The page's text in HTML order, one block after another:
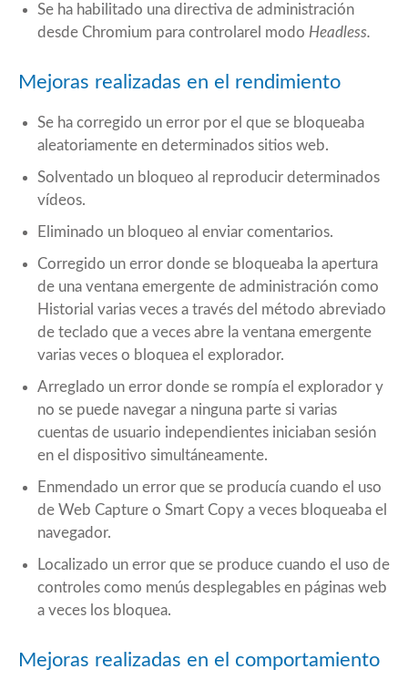
Se ha habilitado una directiva de administración
desde Chromium para controlarel modo Headless.
Mejoras realizadas en el rendimiento
Se ha corregido un error por el que se bloqueaba
aleatoriamente en determinados sitios web.
Solventado un bloqueo al reproducir determinados
vídeos.
Eliminado un bloqueo al enviar comentarios.
Corregido un error donde se bloqueaba la apertura
de una ventana emergente de administración como
Historial varias veces a través del método abreviado
de teclado que a veces abre la ventana emergente
varias veces o bloquea el explorador.
Arreglado un error donde se rompía el explorador y
no se puede navegar a ninguna parte si varias
cuentas de usuario independientes iniciaban sesión
en el dispositivo simultáneamente.
Enmendado un error que se producía cuando el uso
de Web Capture o Smart Copy a veces bloqueaba el
navegador.
Localizado un error que se produce cuando el uso de
controles como menús desplegables en páginas web
a veces los bloquea.
Mejoras realizadas en el comportamiento